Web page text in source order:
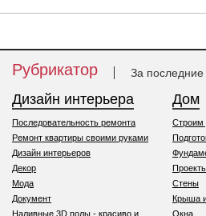
Рубрикатор За последние
Дизайн интерьера
Последовательность ремонта
Ремонт квартиры своими руками
Дизайн интерьеров
Декор
Мода
Документ
Наливные 3D полы - красиво и
Дом
Строим
Стены
Крыша
Окна